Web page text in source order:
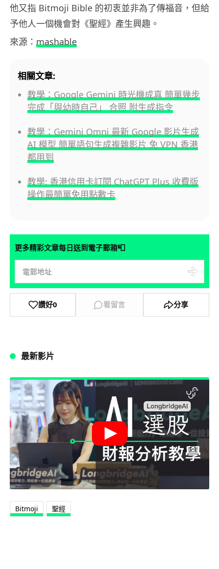
他又指 Bitmoji Bible 的初衷並非為了傳福音，但給
予他人一個機會對《聖經》產生興趣。
來源： mashable
相關文章:
教學：Google Gemini 時光機成真 簡單幾步
完成「與幼時自己」 合照 附生成指令
教學：Gemini Omni 最新 Google 影片生成
AI 模型 簡單語句生成複雜影片 免 VPN 香港
都用到
教學: 香港信用卡訂閱 ChatGPT Plus 收費版
操作最簡單免用點數卡
更多精彩文章每日送到電子郵箱📮
讚好0 看留言 分享
最新影片
Bitmoji 聖經